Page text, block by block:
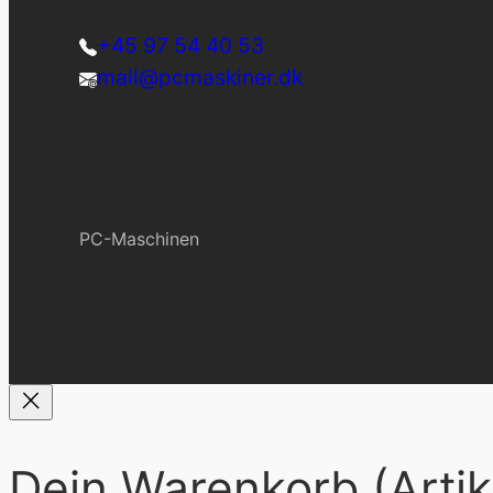
+45 97 54 40 53
mail@pcmaskiner.dk
PC-Maschinen